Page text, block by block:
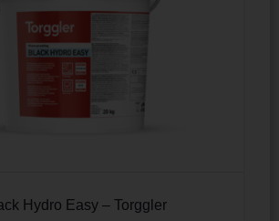
Hydro Easy – Torggler